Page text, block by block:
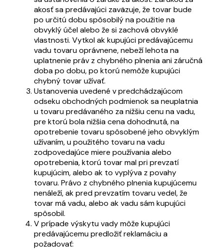
akosť sa predávajúci zaväzuje, že tovar bude
po určitú dobu spôsobilý na použitie na
obvyklý účel alebo že si zachová obvyklé
vlastnosti. Vytkol ak kupujúci predávajúcemu
vadu tovaru oprávnene, nebeží lehota na
uplatnenie práv z chybného plnenia ani záručná
doba po dobu, po ktorú nemôže kupujúci
chybný tovar užívať.
Ustanovenia uvedené v predchádzajúcom
odseku obchodných podmienok sa neuplatnia
u tovaru predávaného za nižšiu cenu na vadu,
pre ktorú bola nižšia cena dohodnutá, na
opotrebenie tovaru spôsobené jeho obvyklým
užívaním, u použitého tovaru na vadu
zodpovedajúce miere používania alebo
opotrebenia, ktorú tovar mal pri prevzatí
kupujúcim, alebo ak to vyplýva z povahy
tovaru. Právo z chybného plnenia kupujúcemu
nenáleží, ak pred prevzatím tovaru vedel, že
tovar má vadu, alebo ak vadu sám kupujúci
spôsobil.
V prípade výskytu vady môže kupujúci
predávajúcemu predložiť reklamáciu a
požadovať: